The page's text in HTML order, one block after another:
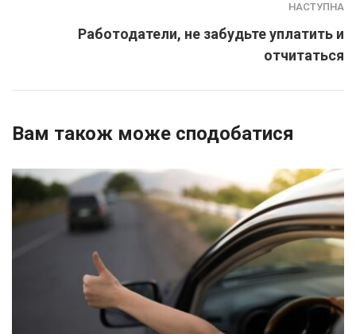
НАСТУПНА
Работодатели, не забудьте уплатить и
отчитаться
Вам також може сподобатися